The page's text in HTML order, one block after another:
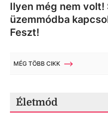
Ilyen még nem
üzemmódba
Feszt!
MÉG TÖBB CIKK
Életmód